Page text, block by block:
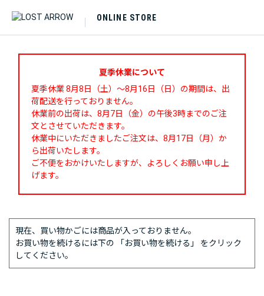
ONLINE STORE
夏季休業について
夏季休業 8月8日（土）～8月16日（日）の期間は、出
荷配送を行っておりません。
休業前の出荷は、8月7日（金）の午後3時までのご注
文とさせていただきます。
休業中にいただきましたご注文は、8月17日（月）か
ら出荷いたします。
ご不便をおかけいたしますが、よろしくお願い申し上
げます。
現在、買い物かごには商品が入っておりません。
お買い物を続けるには下の 「お買い物を続ける」 をクリック
してください。